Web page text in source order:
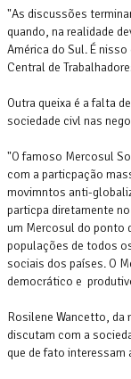
"As discussões
quando, na realidade
América do Sul. É
Central de
Outra queixa é a falta
sociedade civl nas
"O famoso Mercosul
com a particpação
movimntos anti-
particpa diretamente
um Mercosul do ponto
populações de todos
sociais dos países. O
democrático e
Rosilene Wancetto, da
discutam com a
que de fato interessam